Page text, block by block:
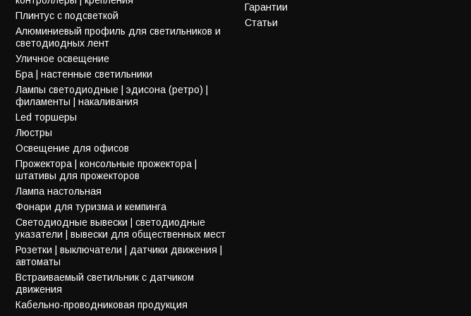
Плинтус с подсветкой
Алюминиевый профиль для светильников и
светодиодных лент
Уличное освещение
Бра | настенные светильники
Лампы светодиодные | эдисона (ретро) |
филаменты | накаливания
Led торшеры
Люстры
Освещение для офисов
Прожектора | консольные прожектора |
штативы для прожекторов
Лампа настольная
Фонари для туризма и кемпинга
Светодиодные вывески | светодиодные
указатели | вывески для общественных мест
Розетки | выключатели | датчики движения |
автоматы
Встраиваемый светильник с датчиком
движения
Кабельно-проводниковая продукция
Гарантии
Статьи